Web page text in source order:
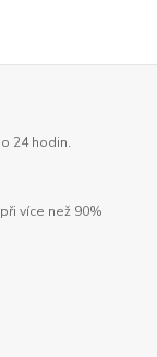
24 hodin.
více než 90%